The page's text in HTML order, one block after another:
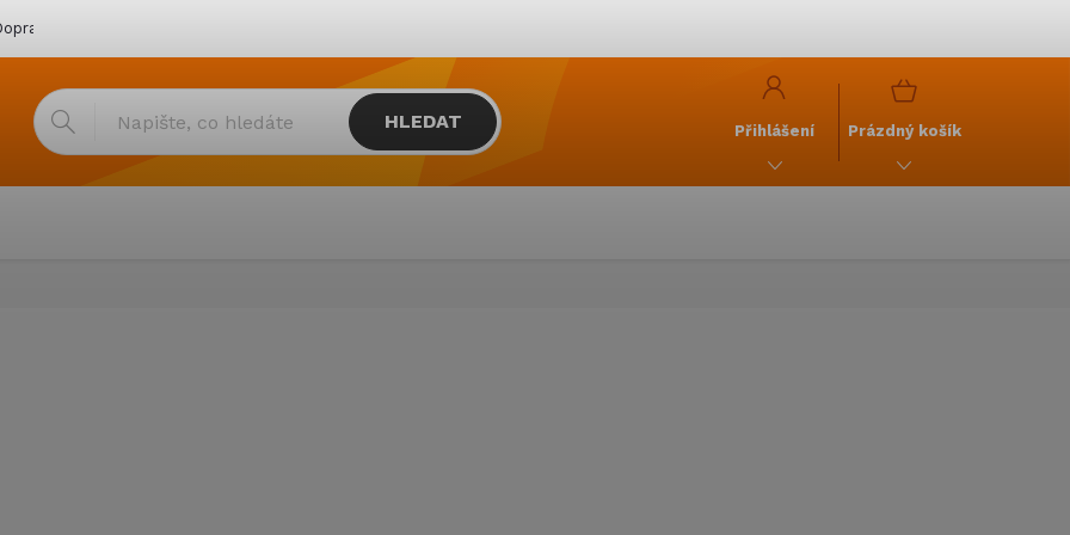
& platba
HLEDAT Přihlášení
NÁKUPNÍ
Prázdný košík